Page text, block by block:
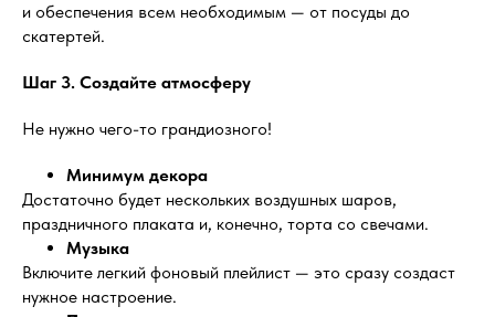
и обеспечения всем необходимым — от посуды до
скатертей.
Шаг 3. Создайте атмосферу
Не нужно чего-то грандиозного!
Минимум декора
Достаточно будет нескольких воздушных шаров,
праздничного плаката и, конечно, торта со свечами.
Музыка
Включите легкий фоновый плейлист — это сразу создаст
нужное настроение.